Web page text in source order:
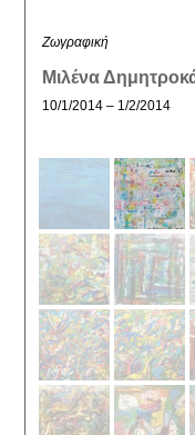
Ζωγραφική
Μιλένα
10/1/2014 – 1/2/2014